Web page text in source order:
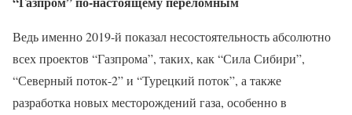
Ведь именно 2019-й показал несостоятельность абсолютно
всех проектов “Газпрома”, таких, как “Сила Сибири”,
“Северный поток-2” и “Турецкий поток”, а также
разработка новых месторождений газа, особенно в